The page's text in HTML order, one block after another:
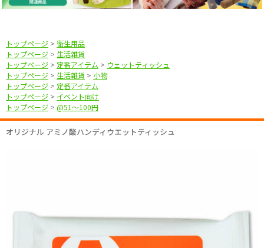
トップページ > 衛生用品
トップページ > 生活雑貨
トップページ > 定番アイテム > ウェットティッシュ
トップページ > 生活雑貨 > 小物
トップページ > 定番アイテム
トップページ > イベント向け
トップページ > @51〜100円
オリジナル アミノ酸ハンディウエットティッシュ